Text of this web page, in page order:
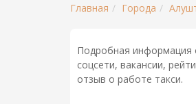
Главная Города
Подробная информация
соцсети, вакансии,
отзыв о работе такси.